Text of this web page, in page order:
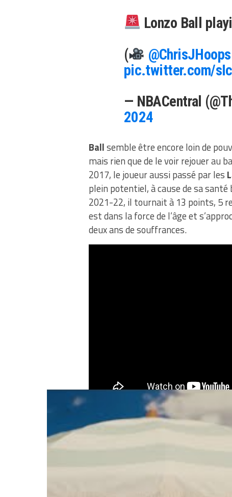
Lonzo Ball
(
@ChrisJHoops
pic.twitter.com/
— NBACentral
2024
Ballsemble être encore loin de
mais rien que de le voir rejouer au
2017, le joueur aussi passé par les
plein potentiel, à cause de sa
2021-22, il tournait à 13 points, 5
est dans la force de l’âge et
deux ans de souffrances.
Partager :